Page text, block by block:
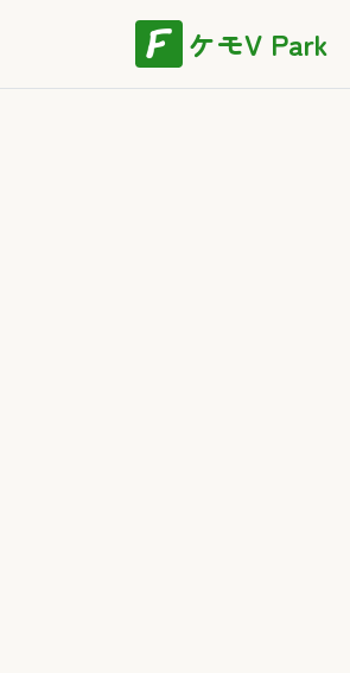
ケモV Park